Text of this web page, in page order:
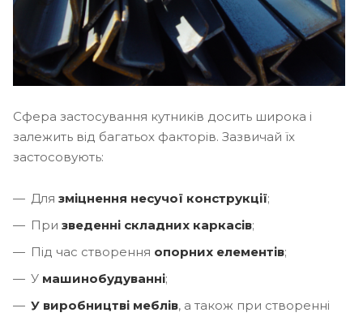
Сфера застосування кутників досить широка і
залежить від багатьох факторів. Зазвичай їх
застосовують:
Для зміцнення несучої конструкції;
При зведенні складних каркасів;
Під час створення опорних елементів;
У машинобудуванні;
У виробництві меблів, а також при створенні